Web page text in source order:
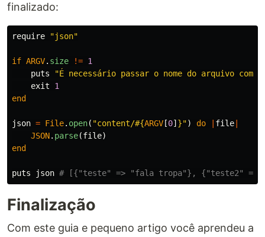
finalizado:
require "json"
if ARGV. size != 1
puts
"É necessário passar o nome do arquivo como
exit
1
end
json = File. open( "content/#{ARGV [0] }") do file
JSON. parse(file)
end
puts json # [{"teste" => "fala tropa"}, {"teste2" =>
Finalização
Com este guia e pequeno artigo você aprendeu a